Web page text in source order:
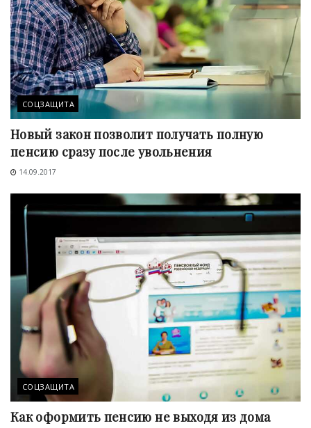
СОЦЗАЩИТА
Новый закон позволит получать полную
пенсию сразу после увольнения
14.09.2017
СОЦЗАЩИТА
Как оформить пенсию не выходя из дома